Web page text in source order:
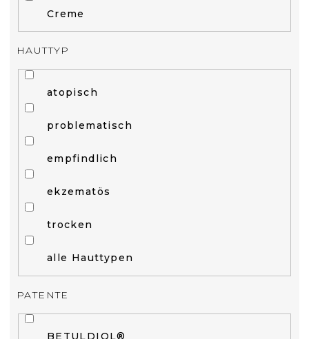
Creme
HAUTTYP
atopisch
problematisch
empfindlich
ekzematös
trocken
alle Hauttypen
PATENTE
BETULDIOL®